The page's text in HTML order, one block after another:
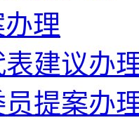
理
表建议办
提案办